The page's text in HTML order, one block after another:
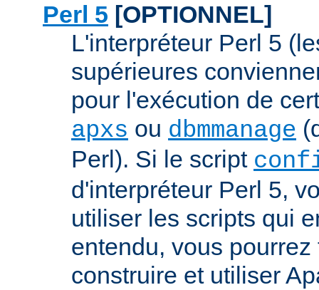
Perl 5 [OPTIONNEL]
L'interpréteur Perl 5
supérieures
pour l'exécution de
apxs ou dbmmanage
Perl). Si le script
d'interpréteur Perl 5,
utiliser les scripts qui
entendu, vous
construire et utiliser